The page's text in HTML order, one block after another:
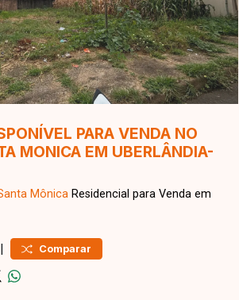
PARA VENDA NO
MONICA EM UBERLÂNDIA-
Mônica Residencial para Venda em
| Comparar